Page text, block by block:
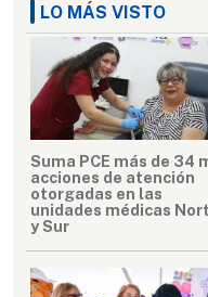
LO MÁS VISTO
Suma PCE más de 34
acciones de atención
otorgadas en las
unidades médicas
y Sur